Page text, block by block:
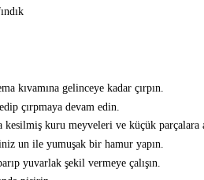
kıvamına gelinceye kadar çırpın.
çırpmaya devam edin.
kuru meyveleri ve küçük parçalara
un ile yumuşak bir hamur yapın.
yuvarlak şekil vermeye çalışın.